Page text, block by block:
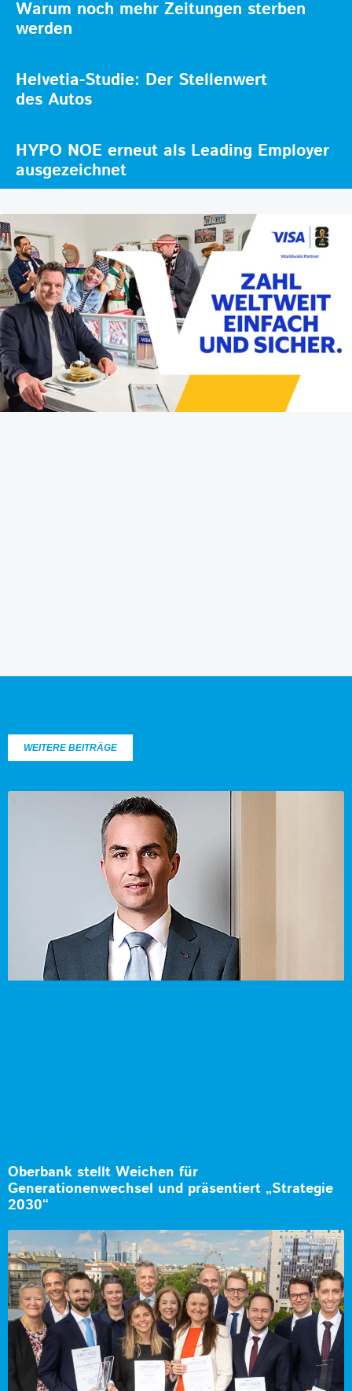
Warum noch mehr Zeitungen sterben
werden
Helvetia-Studie: Der Stellenwert
des Autos
HYPO NOE erneut als Leading Employer
ausgezeichnet
WEITERE BEITRÄGE
Oberbank stellt Weichen für
Generationenwechsel und präsentiert „Strategie
2030“